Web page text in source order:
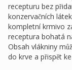
recepturu bez
konzervačních
kompletní krmivo
receptura bohatá
Obsah vlákniny
do krve a přispět